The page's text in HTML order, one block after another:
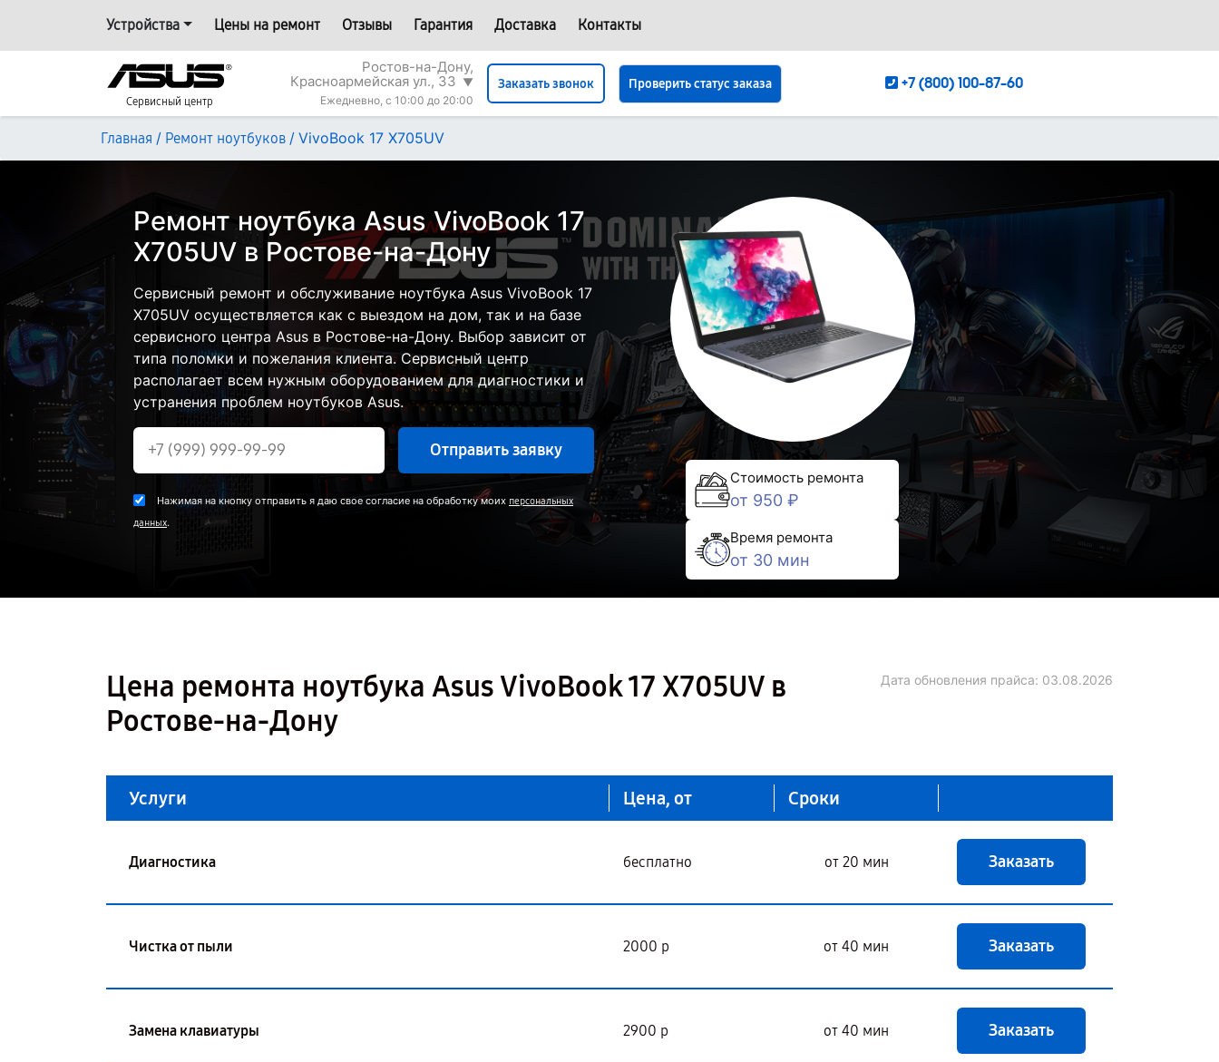
Устройства Цены на ремонт Отзывы Гарантия Доставка Контакты
Сервисный центр
Ростов-на-Дону,
Красноармейская ул., 33 ▼
Ежедневно, с 10:00 до 20:00
Заказать звонок Проверить статус заказа +7 (800) 100-87-60
Главная / Ремонт ноутбуков / VivoBook 17 X705UV
Ремонт ноутбука Asus VivoBook 17
X705UV в Ростове-на-Дону
Сервисный ремонт и обслуживание ноутбука Asus VivoBook 17
X705UV осуществляется как с выездом на дом, так и на базе
сервисного центра Asus в Ростове-на-Дону. Выбор зависит от
типа поломки и пожелания клиента. Сервисный центр
располагает всем нужным оборудованием для диагностики и
устранения проблем ноутбуков Asus.
Отправить заявку
Нажимая на кнопку отправить я даю свое согласие на обработку моих персональных
данных.
Стоимость ремонта
от 950 ₽
Время ремонта
от 30 мин
Цена ремонта ноутбука Asus VivoBook 17 X705UV в
Ростове-на-Дону
Дата обновления прайса: 03.08.2026
Услуги Цена, от Сроки
Диагностика бесплатно от 20 мин Заказать
Чистка от пыли 2000 р от 40 мин Заказать
Замена клавиатуры 2900 р от 40 мин Заказать